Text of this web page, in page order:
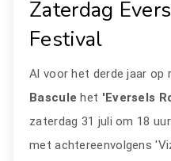
Zaterdag
Festival
Al voor het derde jaar op
Bascule het 'Eversels
zaterdag 31 juli om 18
met achtereenvolgens